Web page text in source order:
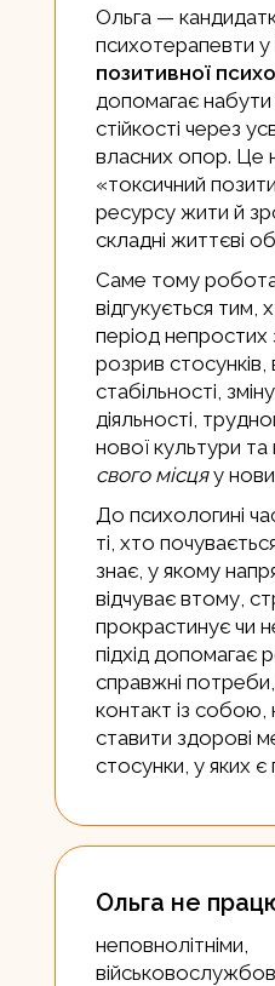
Ольга —
психотерапевти у
позитивної
допомагає набути
стійкості через
власних опор. Це
«токсичний
ресурсу жити й
складні життєві
Саме тому
відгукується
період непростих
розрив стосунків,
стабільності,
діяльності,
нової культури
свого місцяу
До психологині
ті, хто
знає, у якому
відчуває втому,
прокрастинує чи
підхід допомагає
справжні
контакт із собою,
ставити здорові
стосунки, у яких є
Ольга не
неповнолітніми,